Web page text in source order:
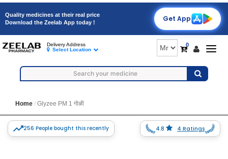
Quality medicines at their real price
Download the Zeelab App today !
Get App
0
Delivery Address
Select Location
Home Glyzee PM 1 गोळी
256 People bought this recently 4.8 4 Ratings